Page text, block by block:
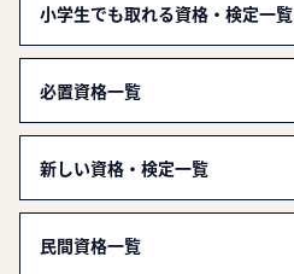
小学生でも取れる資格・検定一覧
必置資格一覧
新しい資格・検定一覧
民間資格一覧